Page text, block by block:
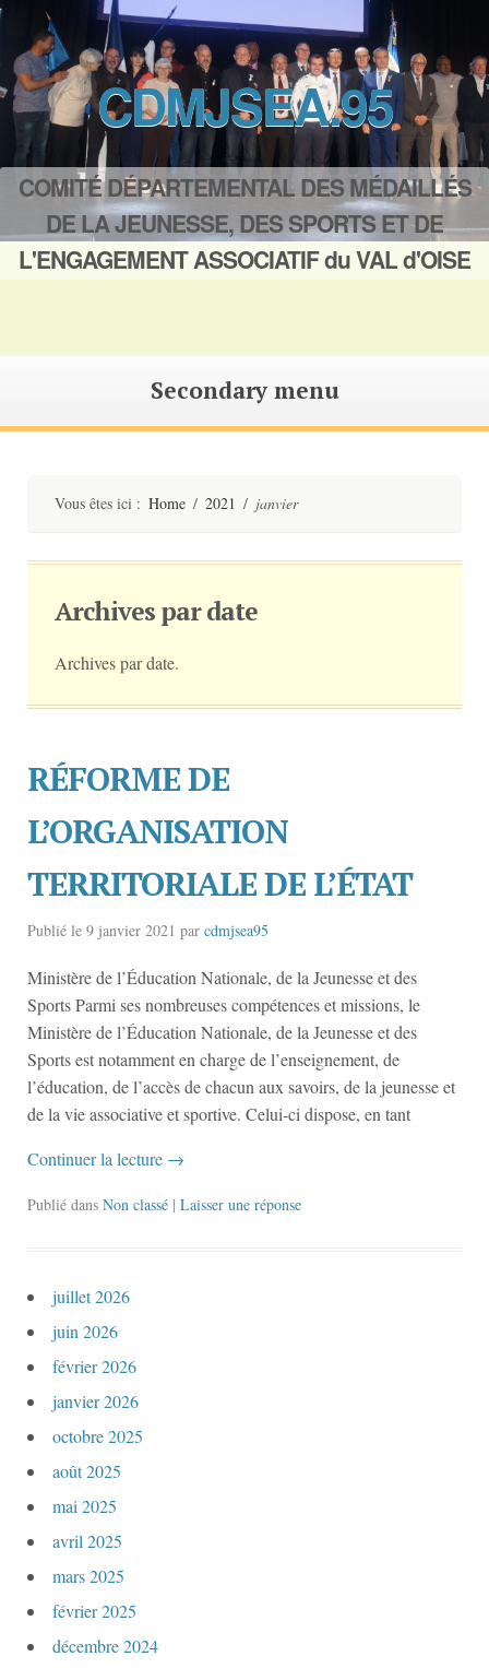
CDMJSEA.95
COMITÉ DÉPARTEMENTAL DES MÉDAILLÉS
DE LA JEUNESSE, DES SPORTS ET DE
L'ENGAGEMENT ASSOCIATIF du VAL d'OISE
Secondary menu
Vous êtes ici : Home / 2021 / janvier
Archives par date
Archives par date.
RÉFORME DE
L’ORGANISATION
TERRITORIALE DE L’ÉTAT
Publié le 9 janvier 2021 par cdmjsea95
Ministère de l’Éducation Nationale, de la Jeunesse et des
Sports Parmi ses nombreuses compétences et missions, le
Ministère de l’Éducation Nationale, de la Jeunesse et des
Sports est notamment en charge de l’enseignement, de
l’éducation, de l’accès de chacun aux savoirs, de la jeunesse et
de la vie associative et sportive. Celui-ci dispose, en tant
Continuer la lecture →
Publié dans Non classé | Laisser une réponse
juillet 2026
juin 2026
février 2026
janvier 2026
octobre 2025
août 2025
mai 2025
avril 2025
mars 2025
février 2025
décembre 2024